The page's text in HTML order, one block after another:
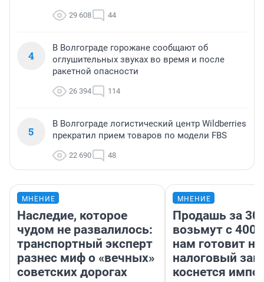
29 608 44
4
В Волгограде горожане сообщают об
оглушительных звуках во время и после
ракетной опасности
26 394 114
5
В Волгограде логистический центр Wildberries
прекратил прием товаров по модели FBS
22 690 48
МНЕНИЕ
Наследие, которое
чудом не развалилось:
транспортный эксперт
разнес миф о «вечных»
советских дорогах
МНЕНИЕ
Продашь за
возьмут с
нам готовит
налоговый
коснется